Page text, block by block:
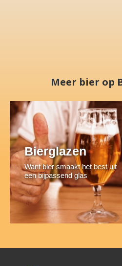
Meer bier op
Bierglazen
Want bier smaakt het best uit
een bijpassend glas